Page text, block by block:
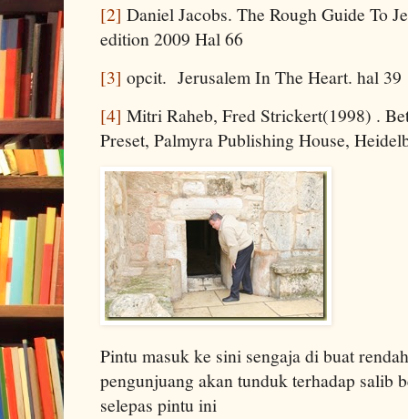
[2] Daniel Jacobs. The Rough Guide To
edition 2009 Hal 66
[3] opcit. Jerusalem In The Heart. hal 39
[4] Mitri Raheb, Fred Strickert(1998) .
Preset, Palmyra Publishing House,
Pintu masuk ke sini sengaja di buat
pengunjuang akan tunduk terhadap salib
selepas pintu ini